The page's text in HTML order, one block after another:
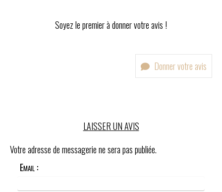
Soyez le premier à donner votre avis !
Donner votre avis
LAISSER UN AVIS
Votre adresse de messagerie ne sera pas publiée.
Email :